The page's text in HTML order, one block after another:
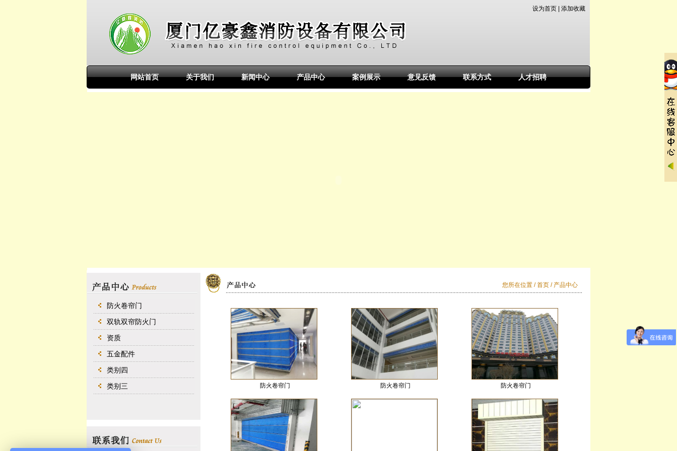
设为首页 添加收藏
网站首页 关于我们 新闻中心 产品中心 案例展示 意见反馈 联系方式 人才招聘
防火卷帘门
双轨双帘防火门
资质
五金配件
类别四
类别三
您所在位置 /首页 / 产品中心
防火卷帘门 防火卷帘门 防火卷帘门